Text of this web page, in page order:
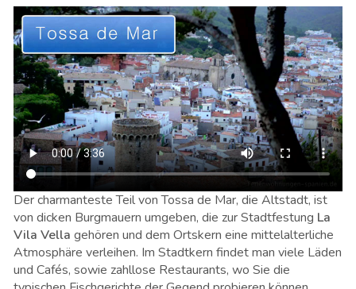
Der charmanteste Teil von Tossa de Mar, die Altstadt, ist
von dicken Burgmauern umgeben, die zur Stadtfestung La
Vila Vella gehören und dem Ortskern eine mittelalterliche
Atmosphäre verleihen. Im Stadtkern findet man viele Läden
und Cafés, sowie zahllose Restaurants, wo Sie die